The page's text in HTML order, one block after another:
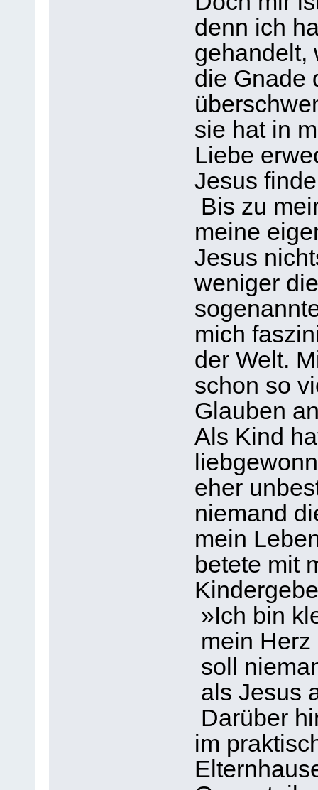
denn ich
gehandelt,
die Gnade
sie hat in
Liebe
Jesus
Bis zu
meine
Jesus
weniger
mich
der Welt.
schon so
Glauben
Als Kind
eher
niemand
mein
betete mit
»Ich bin
mein
soll
als Jesus
Darüber
im